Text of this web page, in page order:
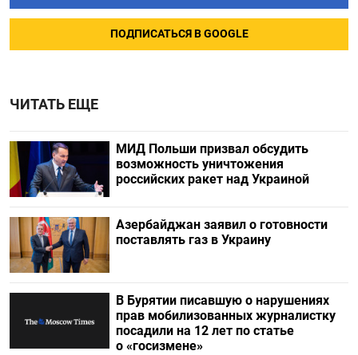
ПОДПИСАТЬСЯ В GOOGLE
ЧИТАТЬ ЕЩЕ
МИД Польши призвал обсудить
возможность уничтожения
российских ракет над Украиной
Азербайджан заявил о готовности
поставлять газ в Украину
В Бурятии писавшую о нарушениях
прав мобилизованных журналистку
посадили на 12 лет по статье
о «госизмене»